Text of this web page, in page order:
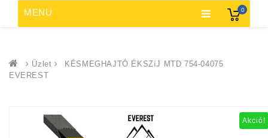
0
MENU
Üzlet
KÉSMEGHAJTÓ ÉKSZíJ MTD 754-04075
EVEREST
Akció!